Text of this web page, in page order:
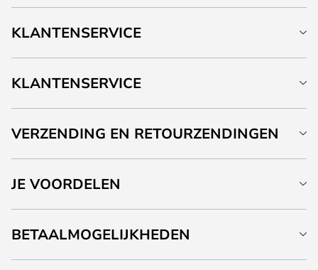
KLANTENSERVICE
KLANTENSERVICE
VERZENDING EN RETOURZENDINGEN
JE VOORDELEN
BETAALMOGELIJKHEDEN